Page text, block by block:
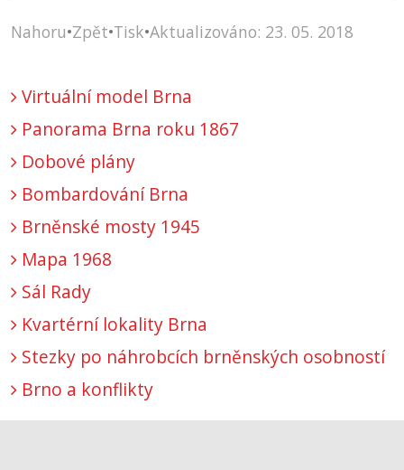
Nahoru•Zpět•Tisk•Aktualizováno: 23. 05. 2018
Virtuální model Brna
Panorama Brna roku 1867
Dobové plány
Bombardování Brna
Brněnské mosty 1945
Mapa 1968
Sál Rady
Kvartérní lokality Brna
Stezky po náhrobcích brněnských osobností
Brno a konflikty